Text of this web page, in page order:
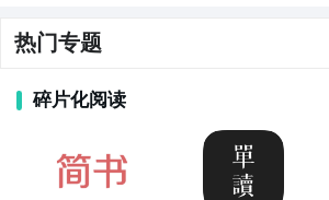
热门专题
碎片化阅读